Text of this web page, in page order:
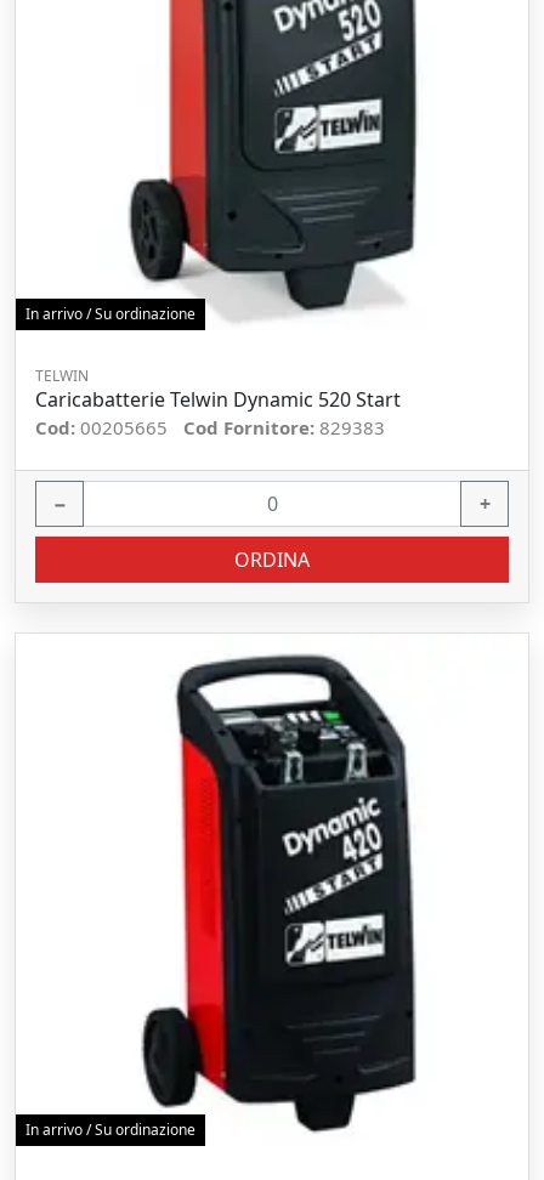
In arrivo / Su ordinazione
TELWIN
Caricabatterie Telwin Dynamic 520 Start
Cod: 00205665 Cod Fornitore: 829383
− +
ORDINA
In arrivo / Su ordinazione